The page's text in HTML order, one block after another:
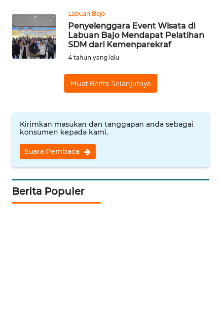
Labuan Bajo
Penyelenggara Event Wisata di
Labuan Bajo Mendapat Pelatihan
SDM dari Kemenparekraf
4 tahun yang lalu
Muat Berita Selanjutnya
Kirimkan masukan dan tanggapan anda sebagai
konsumen kepada kami.
Suara Pembaca
Berita Populer
TANGERANG
WN
BINJAI
WN
INDRAMAYU
WN
KUNINGAN
MAJALENGKA